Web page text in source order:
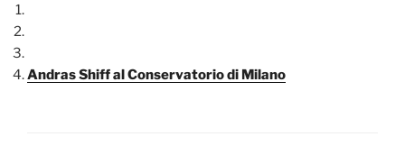
Andras Shiff al Conservatorio di Milano